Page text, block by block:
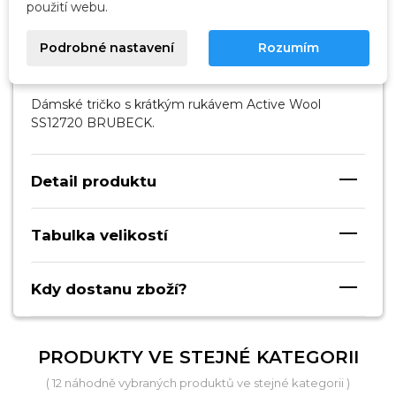
Popis
Dámské tričko s krátkým rukávem Active Wool
SS12720 BRUBECK.
Detail produktu
Tabulka velikostí
Kdy dostanu zboží?
PRODUKTY VE STEJNÉ KATEGORII
( 12 náhodně vybraných produktů ve stejné kategorii )
použití webu.
Podrobné nastavení Rozumím